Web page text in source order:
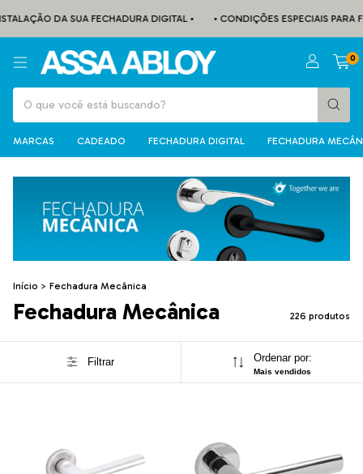
DA SUA FECHADURA DIGITAL • • CONDIÇÕES ESPECIAIS PARA
0
MARCAS CADEADO FECHADURA DIGITAL FECHADURA
Início > Fechadura Mecânica
Fechadura Mecânica 226 produtos
Filtrar Ordenar por:
Mais vendidos